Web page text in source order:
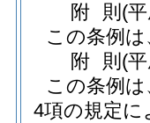
附 則 (
この条例
附 則 (
この条例
4項の規定に